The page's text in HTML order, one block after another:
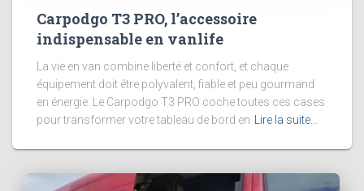
Carpodgo T3 PRO, l’accessoire
indispensable en vanlife
La vie en van combine liberté et confort, et chaque
équipement doit être polyvalent, fiable et peu gourmand
en énergie. Le Carpodgo T3 PRO coche toutes ces cases
pour transformer votre tableau de bord en Lire la suite…